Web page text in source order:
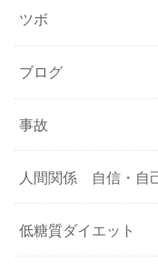
ツボ
ブログ
事故
人間関係 自信・自
低糖質ダイエット